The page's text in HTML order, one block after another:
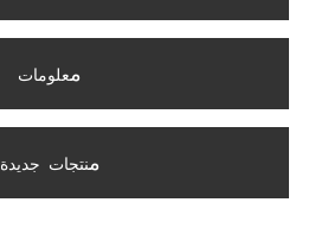
معلومات
منتجات جديدة